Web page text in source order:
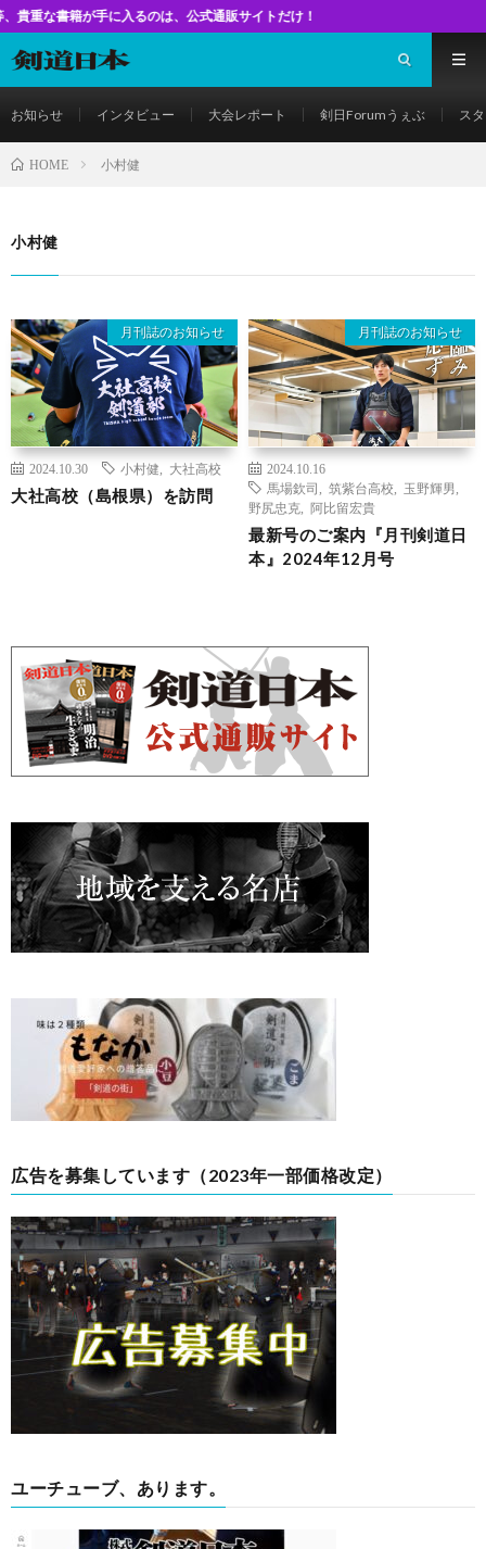
手に入るのは、公式通販サイトだけ！
お知らせ インタビュー 大会レポート 剣日Forumうぇぶ ス
HOME 小村健
小村健
月刊誌のお知らせ
2024.10.30 小村健 大社高校
大社高校（島根県）を訪問
月刊誌のお知らせ
2024.10.16
馬場欽司
筑紫台高校 玉野輝男
野尻忠克
阿比留宏貴
最新号のご案内『月刊剣道日
本』2024年12月号
広告を募集しています（2023年一部価格改定）
ユーチューブ、あります。